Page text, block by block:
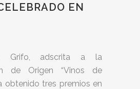
EN
Grifo, adscrita a la
de Origen “Vinos de
obtenido tres premios en